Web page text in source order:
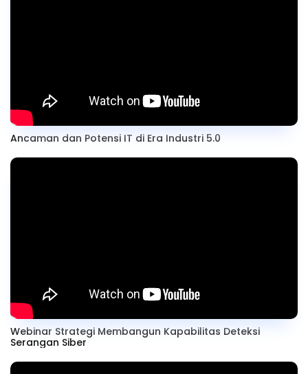
Ancaman dan Potensi IT di Era Industri 5.0
Webinar Strategi Membangun Kapabilitas Deteksi
Serangan Siber